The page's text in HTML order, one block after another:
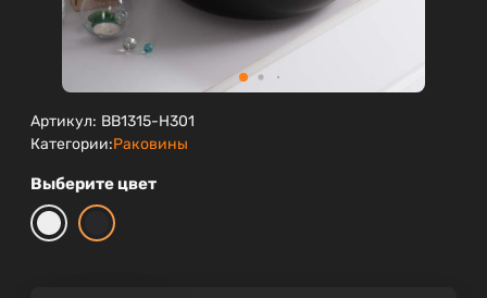
Артикул: BB1315-H301
Категории:Раковины
Выберите цвет